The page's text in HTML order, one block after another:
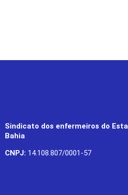
Sindicato dos enfermeiros do
Bahia
CNPJ: 14.108.807/0001-57